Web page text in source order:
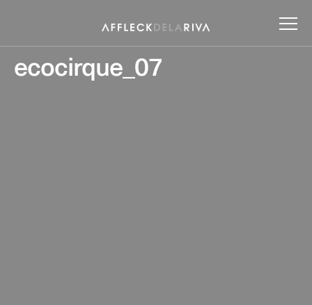
ecocirque_07